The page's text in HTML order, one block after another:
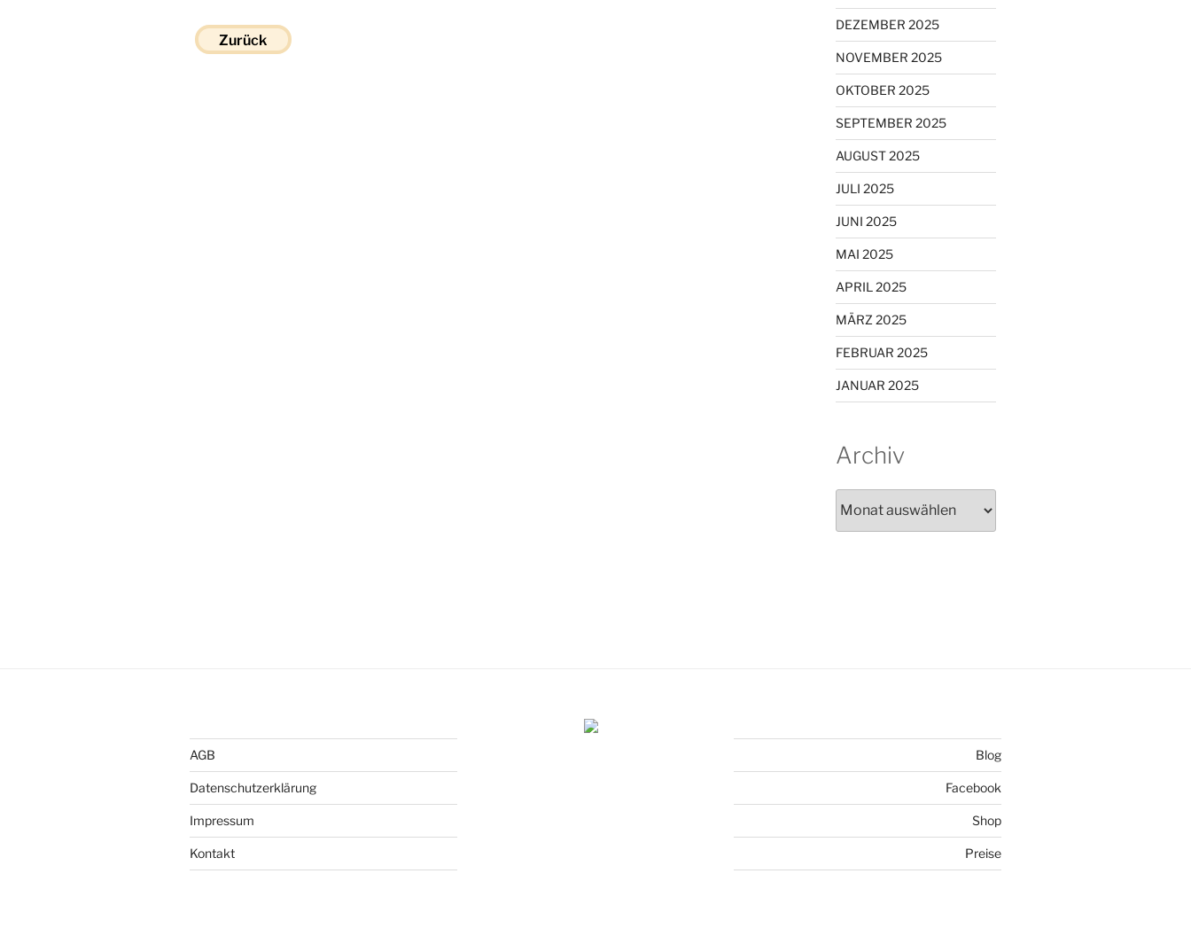
Zurück
DEZEMBER 2025
NOVEMBER 2025
OKTOBER 2025
SEPTEMBER 2025
AUGUST 2025
JULI 2025
JUNI 2025
MAI 2025
APRIL 2025
MÄRZ 2025
FEBRUAR 2025
JANUAR 2025
Archiv
AGB
Datenschutzerklärung
Impressum
Kontakt
Blog
Facebook
Shop
Preise